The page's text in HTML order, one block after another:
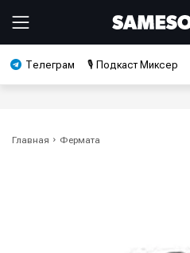
Телеграм 🎙️ Подкаст Миксер
Главная Фермата